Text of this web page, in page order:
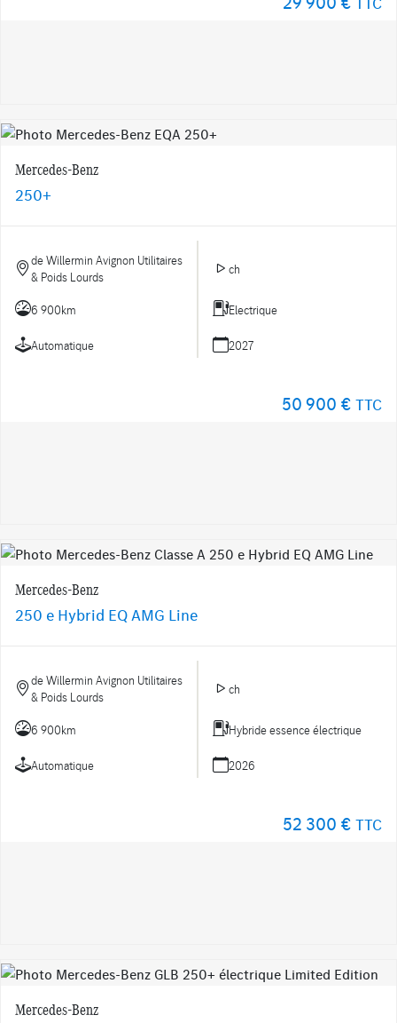
Mercedes-Benz
250+
de Willermin Avignon Utilitaires
& Poids Lourds
ch
6 900km Electrique
Automatique 2027
50 900 € TTC
Mercedes-Benz
250 e Hybrid EQ AMG Line
de Willermin Avignon Utilitaires
& Poids Lourds
ch
6 900km Hybride essence électrique
Automatique 2026
52 300 € TTC
Mercedes-Benz